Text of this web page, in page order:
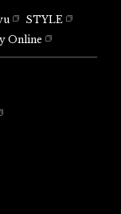
STYLE
Online